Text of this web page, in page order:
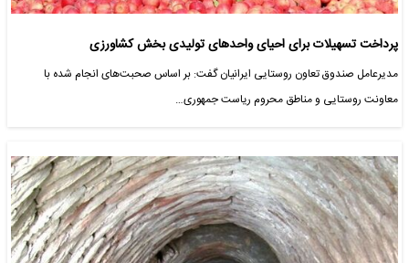
پرداخت تسهیلات برای احیای واحدهای تولیدی بخش کشاورزی
مدیرعامل صندوق تعاون روستایی ایرانیان گفت: بر اساس صحبت‌های انجام شده با
معاونت روستایی و مناطق محروم ریاست جمهوری…